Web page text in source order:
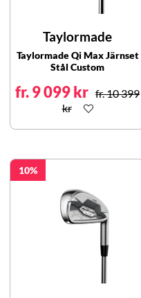
Taylormade
Taylormade Qi Max Järnset
Stål Custom
fr. 9 099 kr fr. 10 399
kr
10